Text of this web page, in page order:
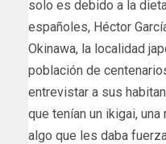
solo es debido a la
españoles, Héctor
Okinawa, la localidad
población de
entrevistar a sus
que tenían un ikigai,
algo que les daba